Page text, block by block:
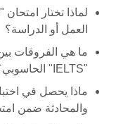
العمل أو الدراسة؟
"IELTS" الحاسوبي؟
ماذا يحصل في
والمحادثة ضمن